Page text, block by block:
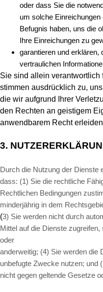
oder dass Sie die
um solche
Befugnis haben, uns die
Ihre Einreichungen zu
garantieren und erklären,
vertraulichen
Sie sind allein verantwortlich
stimmen ausdrücklich zu,
die wir aufgrund Ihrer
den Rechten an geistigem
anwendbarem Recht
3.
Durch die Nutzung der Dienste
dass: (1 ) Sie die rechtliche
Rechtlichen Bedingungen
minderjährig in dem
(3) Sie werden nicht durch
Mittel auf die Dienste
oder
anderweitig; (4) Sie werden die
unbefugte Zwecke nutzen; und (
nicht gegen geltende Gesetze